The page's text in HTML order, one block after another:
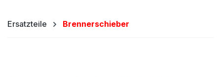
Ersatzteile Brennerschieber